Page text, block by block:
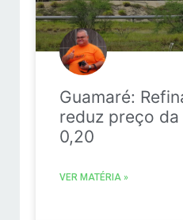
Guamaré:
reduz preço da
0,20
VER MATÉRIA »